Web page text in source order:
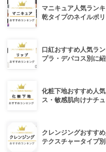
マニキュア人気ラン
乾タイプのネイルポ
口紅おすすめ人気ラ
プラ・デパコス別に紹
化粧下地おすすめ人
ス・敏感肌向けナチ
クレンジングおすす
テクスチャータイプ別